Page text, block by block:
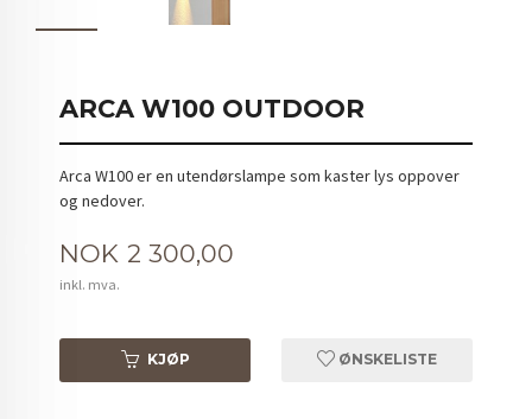
ARCA W100 OUTDOOR
Arca W100 er en utendørslampe som kaster lys oppover
og nedover.
Pris
NOK 2 300,00
inkl. mva.
KJØP ØNSKELISTE